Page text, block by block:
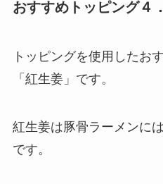
おすすめトッピング４
トッピングを使用したお
「紅生姜」です。
紅生姜は豚骨ラーメンに
です。